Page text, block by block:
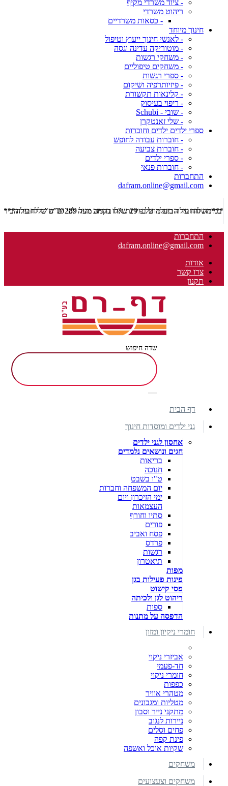
- ציוד משרדי מקיף
ריהוט משרדי
- כסאות משרדיים
חינוך מיוחד
- לאנשי חינוך ייעוץ וטיפול
- מוטוריקה עדינה וגסה
- משחקי רגשות
- משחקים טיפוליים
- ספרי רגשות
- פיזיותרפיה ושיקום
- קלינאות תקשורת
- ריפוי בעיסוק
- שובי - Schubi
- שלי זאנטקרן
ספרי ילדים ילדים וחוברות
- חוברות עבודה לחופש
- חוברות צביעה
- ספרי ילדים
- חוברות פנאי
התחברות
dafram.online@gmail.com
***משלוח עד הבית מוזל ב- 29 ש"ח בקניה מעל 289 ש"ח שליח עד הבית ***
התחברות
dafram.online@gmail.com
אודות
צרו קשר
תקנון
שדה חיפוש
דף הבית
גני ילדים ומוסדות חינוך
אחסון לגני ילדים
חגים ונושאים נלמדים
בריאות
חנוכה
ט"ו בשבט
יום המשפחה וחברות
ימי הזיכרון ויום
העצמאות
סתיו וחורף
פורים
פסח ואביב
פרדס
רגשות
תיאטרון
מפות
פינות פעילות בגן
פסי קישוט
ריהוט לגן ולכיתה
ספות
הדפסה על מתנות
חומרי ניקיון ומזון
אביזרי ניקוי
חד-פעמי
חומרי ניקוי
כפפות
מטהרי אוויר
מטליות ומגבונים
מתקני נייר וסבון
ניירות לנגוב
פחים וסלים
פינת קפה
שקיות אוכל ואשפה
משחקים
משחקים וצעצועים